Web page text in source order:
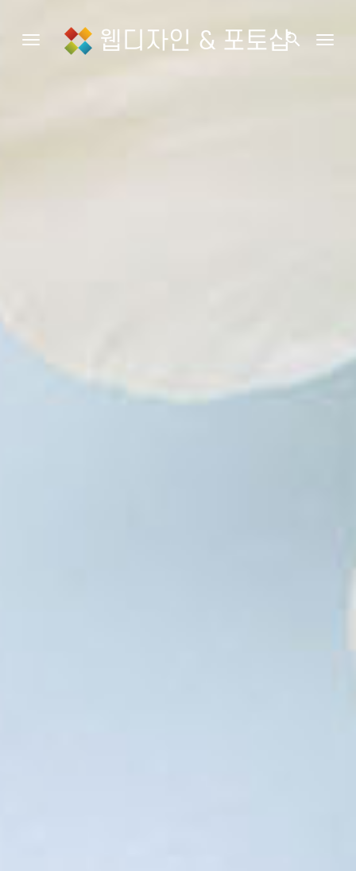
Toggle navigation웹디자인 & 포토샵search